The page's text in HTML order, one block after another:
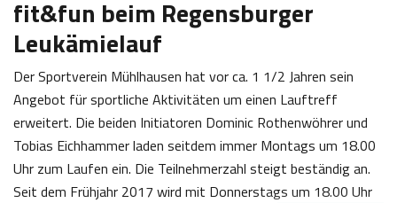
fit&fun beim Regensburger
Leukämielauf
Der Sportverein Mühlhausen hat vor ca. 1 1/2 Jahren sein
Angebot für sportliche Aktivitäten um einen Lauftreff
erweitert. Die beiden Initiatoren Dominic Rothenwöhrer und
Tobias Eichhammer laden seitdem immer Montags um 18.00
Uhr zum Laufen ein. Die Teilnehmerzahl steigt beständig an.
Seit dem Frühjahr 2017 wird mit Donnerstags um 18.00 Uhr